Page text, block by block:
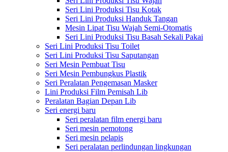
Seri Lini Produksi Tisu Kotak
Seri Lini Produksi Handuk Tangan
Mesin Lipat Tisu Wajah Semi-Otomatis
Seri Lini Produksi Tisu Basah Sekali Pakai
Seri Lini Produksi Tisu Toilet
Seri Lini Produksi Tisu Saputangan
Seri Mesin Pembuat Tisu
Seri Mesin Pembungkus Plastik
Seri Peralatan Pengemasan Masker
Lini Produksi Film Pemisah Lib
Peralatan Bagian Depan Lib
Seri energi baru
Seri peralatan film energi baru
Seri mesin pemotong
Seri mesin pelapis
Seri peralatan perlindungan lingkungan